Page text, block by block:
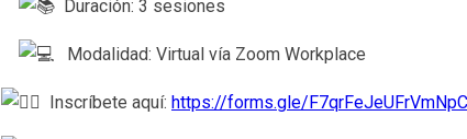
Duración: 3 sesiones
Modalidad: Virtual vía Zoom Workplace
Inscríbete aquí: https://forms.gle/